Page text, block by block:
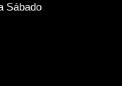
Sábado